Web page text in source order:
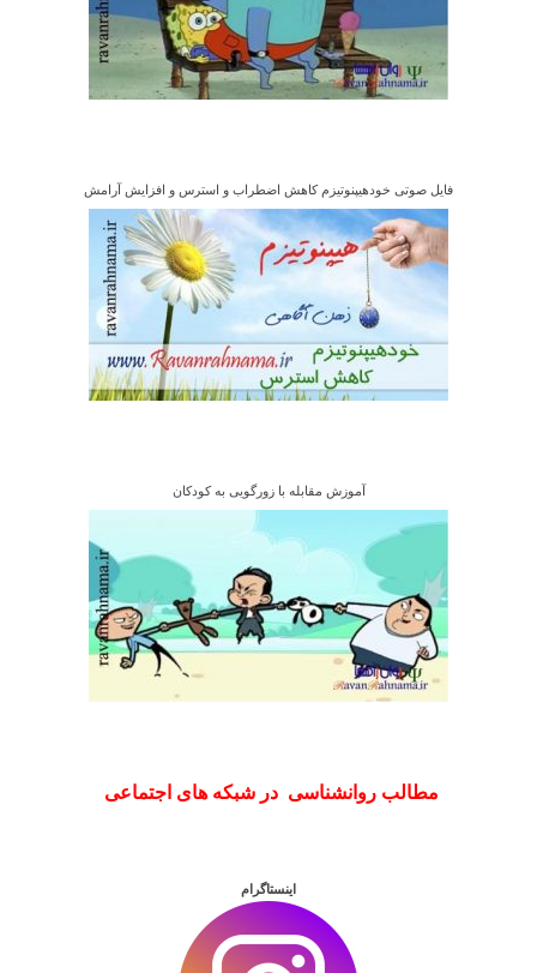
آموزش مقابله با زورگویی به کودکان
فایل صوتی خودهیپنوتیزم کاهش اضطراب و استرس و افزایش آرامش
مطالب روانشناسی در شبکه های اجتماعی
اینستاگرام